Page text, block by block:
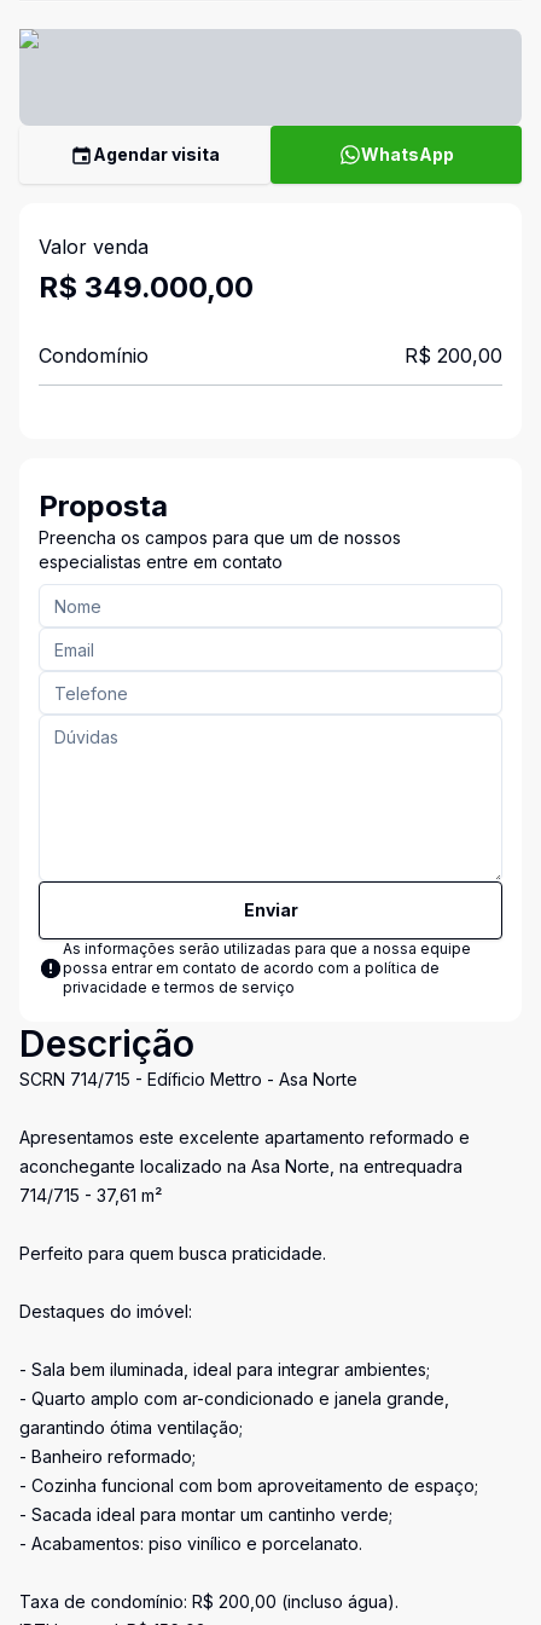
Agendar visita WhatsApp
Valor venda
R$ 349.000,00
Condomínio R$ 200,00
Proposta
Preencha os campos para que um de nossos
especialistas entre em contato
Enviar
As informações serão utilizadas para que a nossa equipe
possa entrar em contato de acordo com a política de
privacidade e termos de serviço
Descrição
SCRN 714/715 - Edíficio Mettro - Asa Norte
Apresentamos este excelente apartamento reformado e
aconchegante localizado na Asa Norte, na entrequadra
714/715 - 37,61 m²
Perfeito para quem busca praticidade.
Destaques do imóvel:
- Sala bem iluminada, ideal para integrar ambientes;
- Quarto amplo com ar-condicionado e janela grande,
garantindo ótima ventilação;
- Banheiro reformado;
- Cozinha funcional com bom aproveitamento de espaço;
- Sacada ideal para montar um cantinho verde;
- Acabamentos: piso vinílico e porcelanato.
Taxa de condomínio: R$ 200,00 (incluso água).